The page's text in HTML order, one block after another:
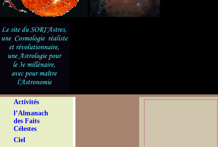
Activités
l’Almanach
des Faits
Célestes
Ciel